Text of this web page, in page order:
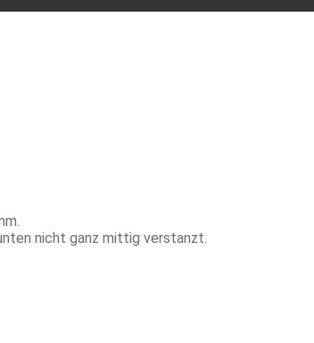
nicht ganz mittig verstanzt.